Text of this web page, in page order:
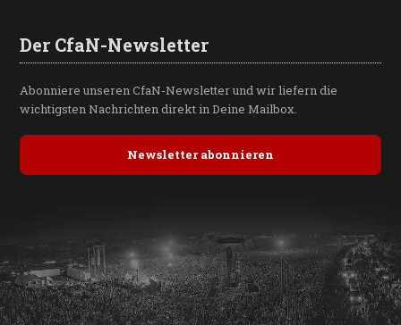
Der CfaN-Newsletter
Abonniere unseren CfaN-Newsletter und wir liefern die
wichtigsten Nachrichten direkt in Deine Mailbox.
Newsletter abonnieren